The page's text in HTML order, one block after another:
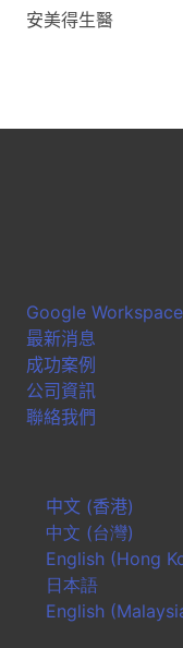
安美得生醫
Google
最新消息
成功案例
公司資訊
聯絡我們
中文 (香港)
中文 (台灣)
English (Hong
日本語
English